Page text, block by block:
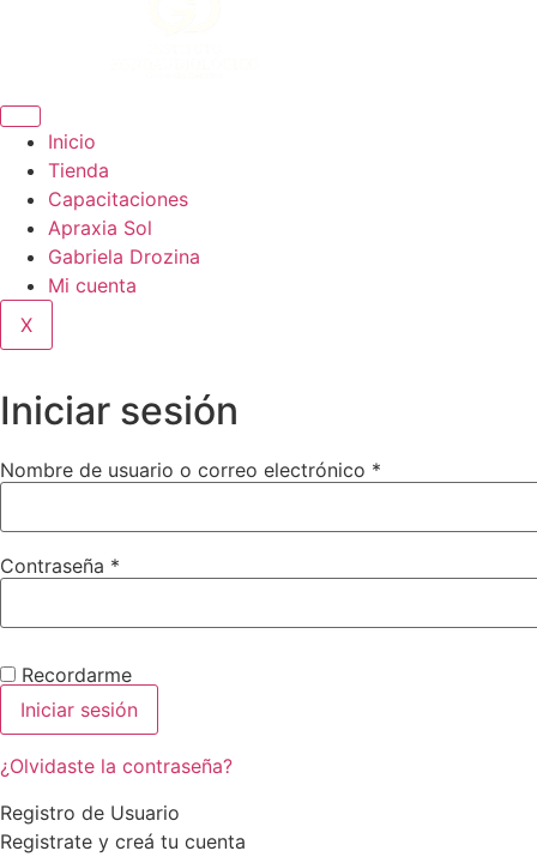
Inicio
Tienda
Capacitaciones
Apraxia Sol
Gabriela Drozina
Mi cuenta
X
Iniciar sesión
Nombre de usuario o correo electrónico *
Contraseña *
Recordarme
Iniciar sesión
¿Olvidaste la contraseña?
Registro de Usuario
Registrate y creá tu cuenta